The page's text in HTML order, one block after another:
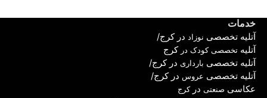
خدمات
آتلیه تخصصی نوزاد در کرج/
آتلیه تخصصی کودک در کرج
آتلیه تخصصی بارداریدر کرج/
آتلیه تخصصی عروسدر کرج/
عکاسی صنعتیدر کرج